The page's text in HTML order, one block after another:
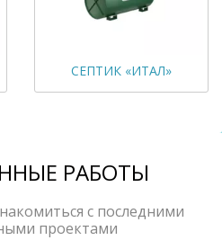
СЕПТИК «ИТАЛ»
РАБОТЫ
с последними
проектами